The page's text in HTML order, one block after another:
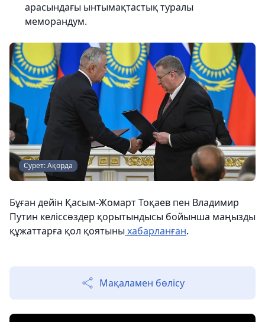
арасындағы ынтымақтастық туралы
меморандум.
Сурет: Ақорда
Бұған дейін Қасым-Жомарт Тоқаев пен Владимир
Путин келіссөздер қорытындысы бойынша маңызды
құжаттарға қол қоятыны хабарланған.
Мақаламен бөлісу